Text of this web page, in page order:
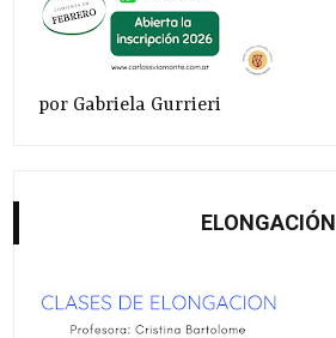
por Gabriela Gurrieri
ELONGACIÓN